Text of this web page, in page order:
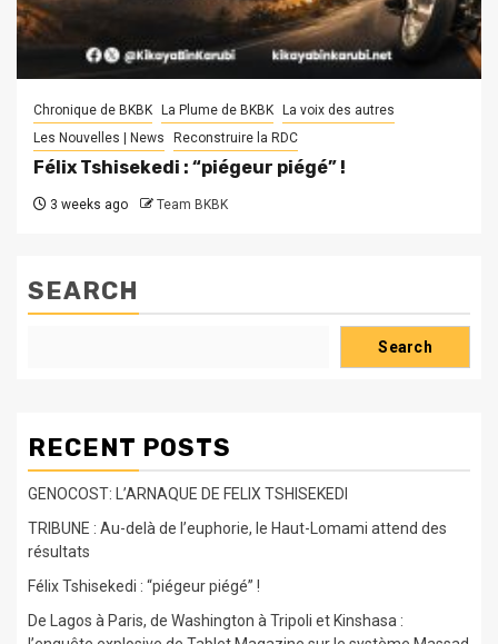
Chronique de BKBK La Plume de BKBK
La voix des autres
Les Nouvelles | News
Reconstruire la RDC
Félix Tshisekedi : “piégeur piégé” !
3 weeks ago Team BKBK
SEARCH
Search
RECENT POSTS
GENOCOST: L’ARNAQUE DE FELIX TSHISEKEDI
TRIBUNE : Au-delà de l’euphorie, le Haut-Lomami attend des
résultats
Félix Tshisekedi : “piégeur piégé” !
De Lagos à Paris, de Washington à Tripoli et Kinshasa :